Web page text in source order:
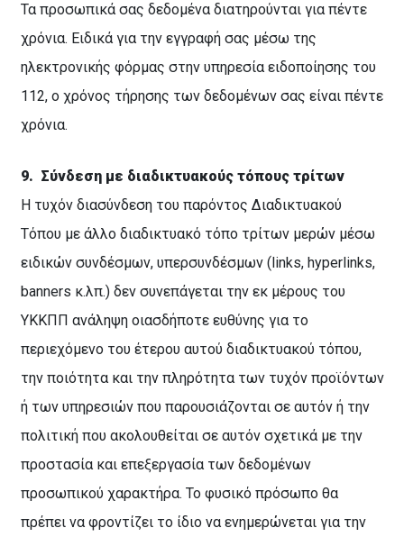
Τα προσωπικά σας δεδομένα διατηρούνται για πέντε
χρόνια. Ειδικά για την εγγραφή σας μέσω της
ηλεκτρονικής φόρμας στην υπηρεσία ειδοποίησης του
112, ο χρόνος τήρησης των δεδομένων σας είναι πέντε
χρόνια.
9. Σύνδεση με διαδικτυακούς τόπους τρίτων
Η τυχόν διασύνδεση του παρόντος Διαδικτυακού
Τόπου με άλλο διαδικτυακό τόπο τρίτων μερών μέσω
ειδικών συνδέσμων, υπερσυνδέσμων (links, hyperlinks,
banners κ.λπ.) δεν συνεπάγεται την εκ μέρους του
ΥΚΚΠΠ ανάληψη οιασδήποτε ευθύνης για το
περιεχόμενο του έτερου αυτού διαδικτυακού τόπου,
την ποιότητα και την πληρότητα των τυχόν προϊόντων
ή των υπηρεσιών που παρουσιάζονται σε αυτόν ή την
πολιτική που ακολουθείται σε αυτόν σχετικά με την
προστασία και επεξεργασία των δεδομένων
προσωπικού χαρακτήρα. Το φυσικό πρόσωπο θα
πρέπει να φροντίζει το ίδιο να ενημερώνεται για την